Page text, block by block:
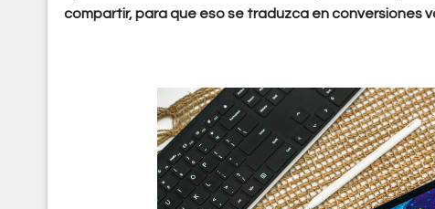
compartir, para que eso se traduzca en conversiones